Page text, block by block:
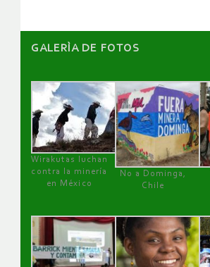
GALERÌA DE FOTOS
Wirakutas luchan
contra la minería
en México
No a Dominga,
Chile